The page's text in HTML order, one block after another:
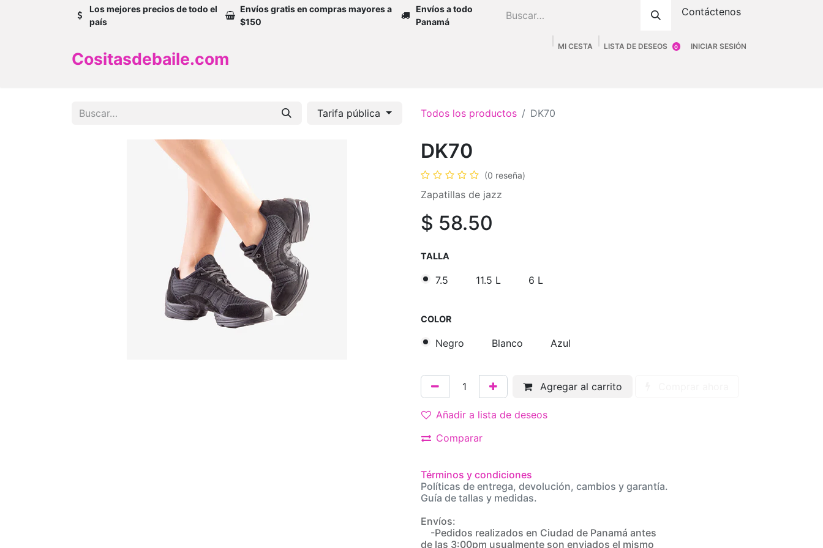
Los mejores precios de todo el
país
Envíos gratis en compras mayores a
$150
Envíos a todo
Panamá
Contáctenos
Cositasdebaile.com
MI CESTA 0
LISTA DE DESEOS INICIAR SESIÓN
Tarifa pública Todos los productos DK70
DK70
(0 reseña)
Zapatillas de jazz
$ 58.50
TALLA
7.5 11.5 L 6 L
COLOR
Negro Blanco Azul
Agregar al carrito
Añadir a lista de deseos
Comparar
Términos y condiciones
Políticas de entrega, devolución, cambios y garantía.
Guía de tallas y medidas.
Envíos:
-Pedidos realizados en Ciudad de Panamá antes
de las 3:00pm usualmente son enviados el mismo